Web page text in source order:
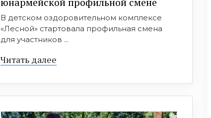
В детском оздоровительном комплексе
«Лесной» стартовала профильная смена
для участников ...
Читать далее